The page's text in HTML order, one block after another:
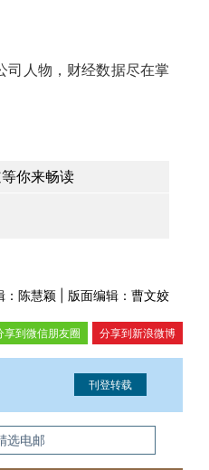
司人物，财经数据尽在掌
你来畅读
：陈慧颖 | 版面编辑：曹文姣
分享到新浪微博
享到微信朋友圈
选电邮